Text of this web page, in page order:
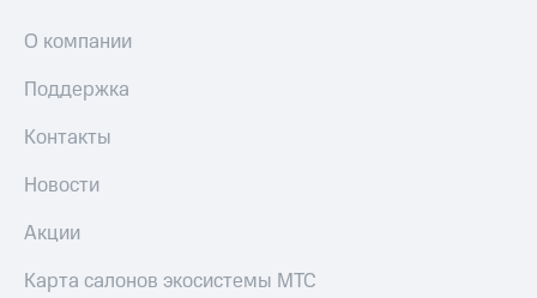
О компании
Поддержка
Контакты
Новости
Акции
Карта салонов экосистемы МТС